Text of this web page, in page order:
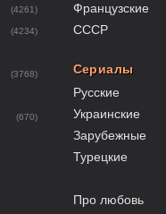
(4261)
(4234)
(3768)
(670)
Французские
СССР
Сериалы
Русские
Украинские
Зарубежные
Турецкие
Про любовь